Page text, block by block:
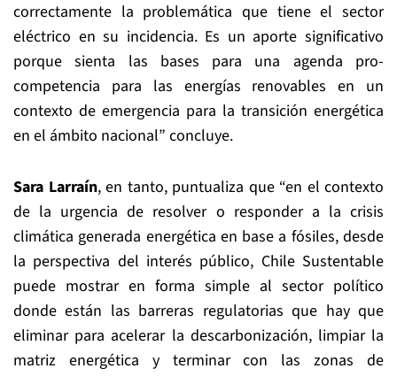
correctamente la problemática que tiene el sector
eléctrico en su incidencia. Es un aporte significativo
porque sienta las bases para una agenda pro-
competencia para las energías renovables en un
contexto de emergencia para la transición energética
en el ámbito nacional” concluye.
Sara Larraín, en tanto, puntualiza que “en el contexto
de la urgencia de resolver o responder a la crisis
climática generada energética en base a fósiles, desde
la perspectiva del interés público, Chile Sustentable
puede mostrar en forma simple al sector político
donde están las barreras regulatorias que hay que
eliminar para acelerar la descarbonización, limpiar la
matriz energética y terminar con las zonas de